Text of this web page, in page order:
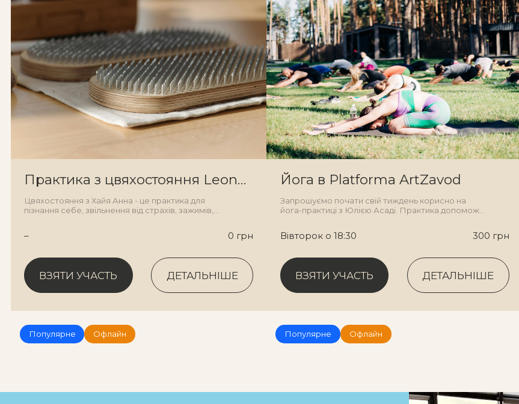
Практика з цвяхостояння Leonardo
Цвяхостояння з Хайя Анна - це практика для
пізнання себе, звільнення від страхів, зажимів,
– 0 грн
ВЗЯТИ УЧАСТЬ
ДЕТАЛЬНІШЕ
Популярне Офлайн
Йога в Platforma ArtZavod
Запрошуємо почати свій тиждень корисно на
йога-практиці з Юлією Асаді. Практика допоможе
Вівторок о 18:30 300 грн
ВЗЯТИ УЧАСТЬ
ДЕТАЛЬНІШЕ
Популярне Офлайн